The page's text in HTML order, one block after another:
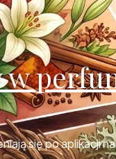
w
się po aplikacji